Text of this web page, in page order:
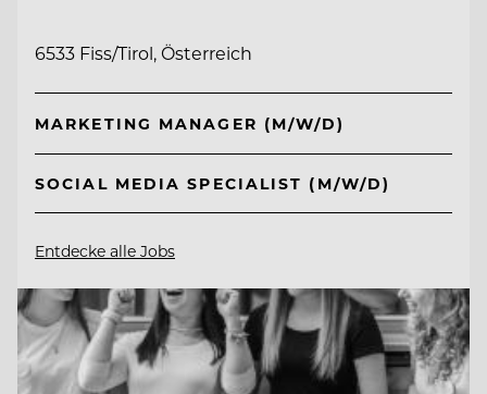
6533 Fiss/Tirol, Österreich
MARKETING MANAGER (M/W/D)
SOCIAL MEDIA SPECIALIST (M/W/D)
Entdecke alle Jobs